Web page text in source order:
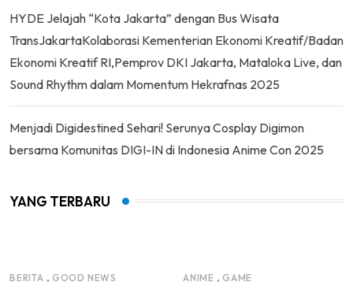
HYDE Jelajah “Kota Jakarta” dengan Bus Wisata
TransJakartaKolaborasi Kementerian Ekonomi Kreatif/Badan
Ekonomi Kreatif RI,Pemprov DKI Jakarta, Mataloka Live, dan
Sound Rhythm dalam Momentum Hekrafnas 2025
Menjadi Digidestined Sehari! Serunya Cosplay Digimon
bersama Komunitas DIGI-IN di Indonesia Anime Con 2025
YANG TERBARU
BERITA , GOOD NEWS ANIME , GAME